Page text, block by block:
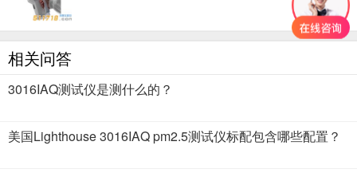
相关问答
3016IAQ测试仪是测什么的？
美国Lighthouse 3016IAQ pm2.5测试仪标配包含哪些配置？